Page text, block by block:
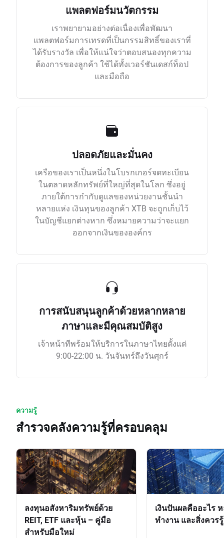
แพลตฟอร์มนวัตกรรม
เราพยายามอย่างต่อเนื่องเพื่อพัฒนา
แพลตฟอร์มการเทรดที่เป็นกรรมสิทธิ์ของเราที่
ได้รับรางวัล เพื่อให้แน่ใจว่าตอบสนองทุกความ
ต้องการของลูกค้า ใช้ได้ทั้งเวอร์ชันเดสก์ท็อป
และมือถือ
ปลอดภัยและมั่นคง
เครือของเราเป็นหนึ่งในโบรกเกอร์จดทะเบียน
ในตลาดหลักทรัพย์ที่ใหญ่ที่สุดในโลก ซึ่งอยู่
ภายใต้การกำกับดูแลของหน่วยงานชั้นนำ
หลายแห่ง เงินทุนของลูกค้า XTB จะถูกเก็บไว้
ในบัญชีแยกต่างหาก ซึ่งหมายความว่าจะแยก
ออกจากเงินขององค์กร
การสนับสนุนลูกค้าด้วยหลากหลาย
ภาษาและมีคุณสมบัติสูง
เจ้าหน้าทีพร้อมให้บริการในภาษาไทยตั้งแต่
9:00-22:00 น. วันจันทร์ถึงวันศุกร์
ความรู้
สำรวจคลังความรู้ที่ครอบคลุม
ลงทุนอสังหาริมทรัพย์ด้วย
REIT, ETF และหุ้น – คู่มือ
สำหรับมือใหม่
เงินปันผลคืออะไร
ทำงาน และสิ่งควรรู้